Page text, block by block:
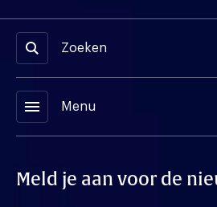
Zoeken
menu Menu
Meld je aan voor de